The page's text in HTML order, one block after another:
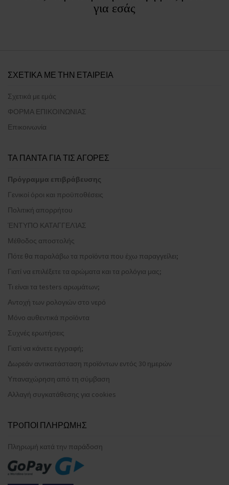
για εσάς
ΣΧΕΤΙΚΑ ΜΕ ΤΗΝ ΕΤΑΙΡΕΙΑ
Σχετικά με εμάς
ΦΟΡΜΑ ΕΠΙΚΟΙΝΩΝΙΑΣ
Επικοινωνία
ΤΑ ΠΑΝΤΑ ΓΙΑ ΤΙΣ ΑΓΟΡΕΣ
Πρόγραμμα επιβράβευσης
Γενικοί όροι και προϋποθέσεις
Πολιτική απορρήτου
ΈΝΤΥΠΟ ΚΑΤΑΓΓΕΛΊΑΣ
Μέθοδος αποστολής
Πότε θα παραλάβω τα προϊόντα που έχω παραγγείλει;
Γιατί να επιλέξετε τα αρώματα και τα ρολόγια μας;
Τι είναι τα testers αρωμάτων;
Αντοχή των ρολογιών στο νερό
Μόνο αυθεντικά προϊόντα
Συχνές ερωτήσεις
Γιατί να κάνετε εγγραφή;
Δωρεάν αντικατάσταση προϊόντων εντός 30 ημερών
Υπαναχώρηση από τη σύμβαση
Αλλαγή συγκατάθεσης για cookies
ΤΡOΠΟΙ ΠΛΗΡΩΜHΣ
Πληρωμή κατά την παράδοση